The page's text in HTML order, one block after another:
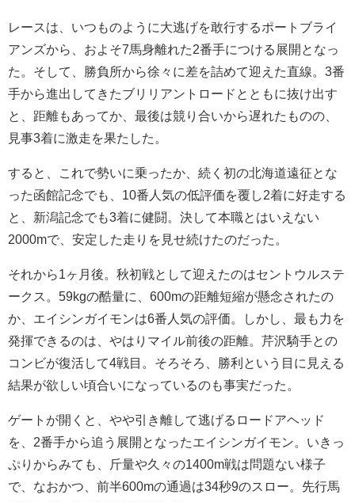
レースは、いつものように大逃げを敢行するポートブライ
アンズから、およそ7馬身離れた2番手につける展開となっ
た。そして、勝負所から徐々に差を詰めて迎えた直線。3番
手から進出してきたブリリアントロードとともに抜け出す
と、距離もあってか、最後は競り合いから遅れたものの、
見事3着に激走を果たした。
すると、これで勢いに乗ったか、続く初の北海道遠征とな
った函館記念でも、10番人気の低評価を覆し2着に好走する
と、新潟記念でも3着に健闘。決して本職とはいえない
2000mで、安定した走りを見せ続けたのだった。
それから1ヶ月後。秋初戦として迎えたのはセントウルステ
ークス。59kgの酷量に、600mの距離短縮が懸念されたの
か、エイシンガイモンは6番人気の評価。しかし、最も力を
発揮できるのは、やはりマイル前後の距離。芹沢騎手との
コンビが復活して4戦目。そろそろ、勝利という目に見える
結果が欲しい頃合いになっているのも事実だった。
ゲートが開くと、やや引き離して逃げるロードアヘッド
を、2番手から追う展開となったエイシンガイモン。いきっ
ぷりからみても、斤量や久々の1400m戦は問題ない様子
で、なおかつ、前半600mの通過は34秒9のスロー。先行馬